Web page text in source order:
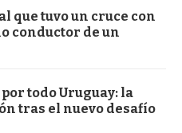
que tuvo un cruce con
conductor de un
todo Uruguay: la
tras el nuevo desafío